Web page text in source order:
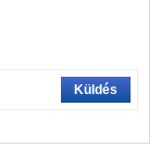
Küldés